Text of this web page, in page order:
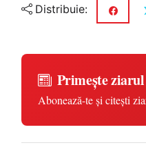
Distribuie:
Primește
Abonează-te și citești